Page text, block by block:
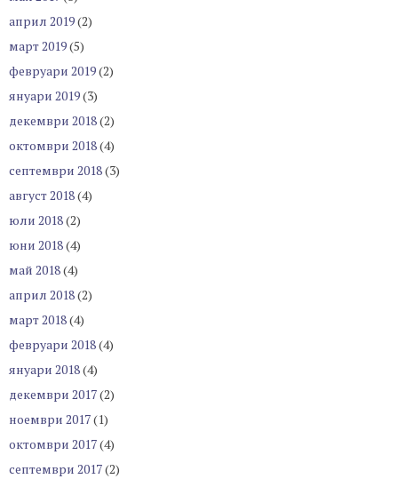
април 2019(2)
март 2019(5)
февруари 2019(2)
януари 2019(3)
декември 2018(2)
октомври 2018(4)
септември 2018(3)
август 2018(4)
юли 2018(2)
юни 2018(4)
май 2018(4)
април 2018(2)
март 2018(4)
февруари 2018(4)
януари 2018(4)
декември 2017(2)
ноември 2017(1)
октомври 2017(4)
септември 2017(2)